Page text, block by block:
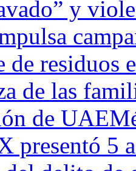
y
de residuos
de las
de
presentó 5